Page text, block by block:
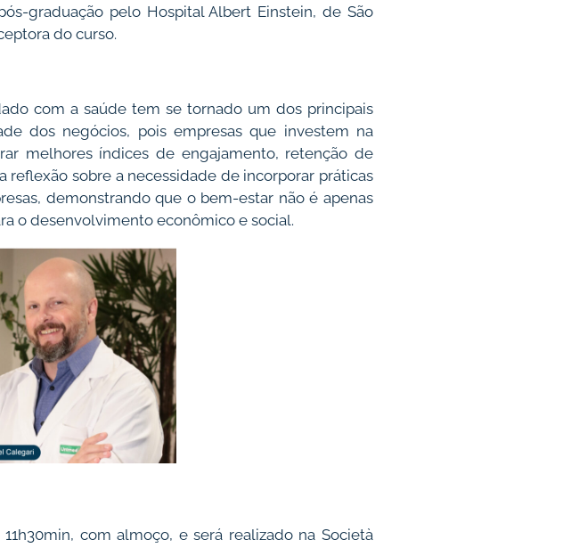
graduação pelo Hospital Albert Einstein, de São
do curso.
com a saúde tem se tornado um dos principais
dos negócios, pois empresas que investem na
melhores índices de engajamento, retenção de
sobre a necessidade de incorporar práticas
demonstrando que o bem-estar não é apenas
o desenvolvimento econômico e social.
com almoço, e será realizado na Società